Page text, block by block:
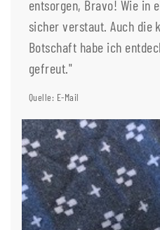
entsorgen, Bravo! Wie in
sicher verstaut. Auch die
Botschaft habe ich
gefreut."
Quelle: E-Mail